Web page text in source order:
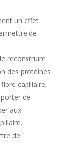
un effet
de
reconstruire
des protéines
capillaire,
de
aux
de